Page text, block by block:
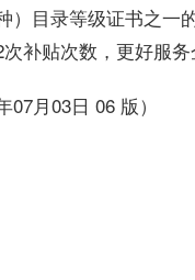
）目录等级证书之一
补贴次数，更好服
07月03日 06 版）